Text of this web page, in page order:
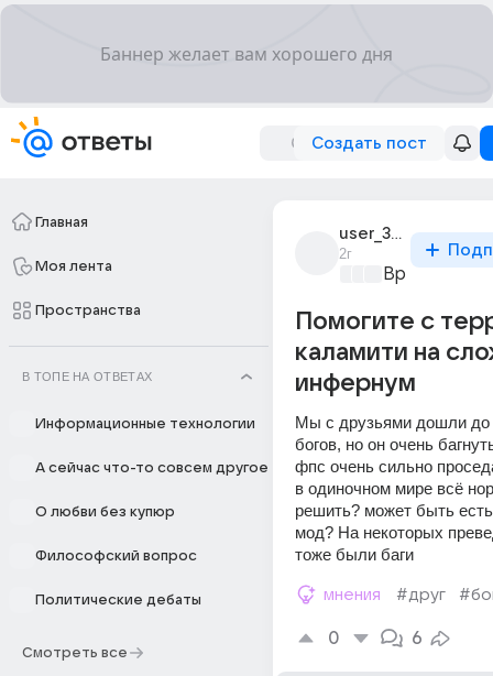
Создать пост
Главная
Моя лента
Пространства
В ТОПЕ НА ОТВЕТАХ
Информационные технологии
А сейчас что-то совсем другое
О любви без купюр
Философский вопрос
Политические дебаты
Смотреть все
user_301738952
2г
Время игр
Помогите с
каламити на
инфернум
Мы с друзьями дошли до
богов, но он очень
фпс очень сильно
в одиночном мире всё
решить? может быть
мод? На некоторых
тоже были баги
мнения #друг
0 6